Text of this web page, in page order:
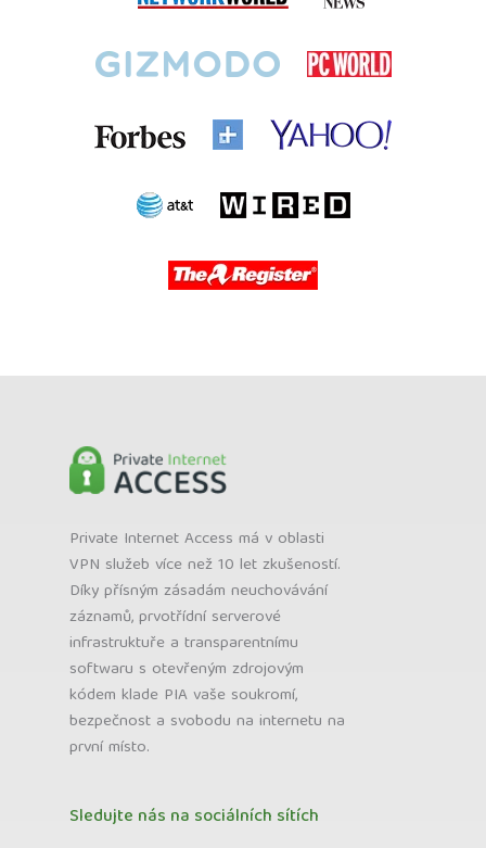
Private Internet Access má v oblasti
VPN služeb více než 10 let zkušeností.
Díky přísným zásadám neuchovávání
záznamů, prvotřídní serverové
infrastruktuře a transparentnímu
softwaru s otevřeným zdrojovým
kódem klade PIA vaše soukromí,
bezpečnost a svobodu na internetu na
první místo.
Sledujte nás na sociálních sítích